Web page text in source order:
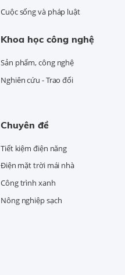
Cuộc sống và pháp luật
Khoa học công nghệ
Sản phẩm, công nghệ
Nghiên cứu - Trao đổi
Chuyên đề
Tiết kiệm điện năng
Điện mặt trời mái nhà
Công trình xanh
Nông nghiệp sạch